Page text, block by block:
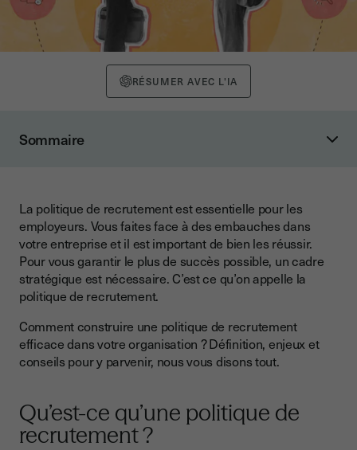
RÉSUMER AVEC L'IA
Sommaire
Quels sont les risques d’une mauvaise politique de
recrutement ?
Qui définit la politique de recrutement dans l’entreprise ?
Quelles sont les étapes à suivre pour mettre en place une
politique de recrutement efficace ?
Étape 1 : Identification et spécialisation du besoin
Étape 2 : Lancement de la campagne de recrutement et
sélections des candidats
Étape 4 : La gestion du départ - Offboarding
La politique de recrutement est essentielle pour les
employeurs. Vous faites face à des embauches dans
votre entreprise et il est important de bien les réussir.
Pour vous garantir le plus de succès possible, un cadre
stratégique est nécessaire. C’est ce qu’on appelle la
politique de recrutement.
Comment construire une politique de recrutement
efficace dans votre organisation ? Définition, enjeux et
conseils pour y parvenir, nous vous disons tout.
Qu’est-ce qu’une politique de
recrutement ?